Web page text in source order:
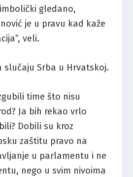
gledano,
je u pravu kad kaže
veli.
slučaju Srba u Hrvatskoj.
time što nisu
Ja bih rekao vrlo
Dobili su kroz
zaštitu pravo na
u parlamentu i ne
nego u svim nivoima